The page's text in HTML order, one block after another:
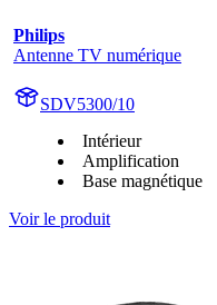
Philips
Antenne TV numérique
SDV5300/10
Intérieur
Amplification
Base magnétique
Voir le produit